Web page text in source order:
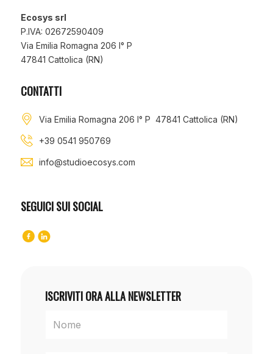
Ecosys srl
P.IVA: 02672590409
Via Emilia Romagna 206 I° P
47841 Cattolica (RN)
CONTATTI
Via Emilia Romagna 206 I° P 47841 Cattolica (RN)
+39 0541 950769
info@studioecosys.com
SEGUICI SUI SOCIAL
ISCRIVITI ORA ALLA NEWSLETTER